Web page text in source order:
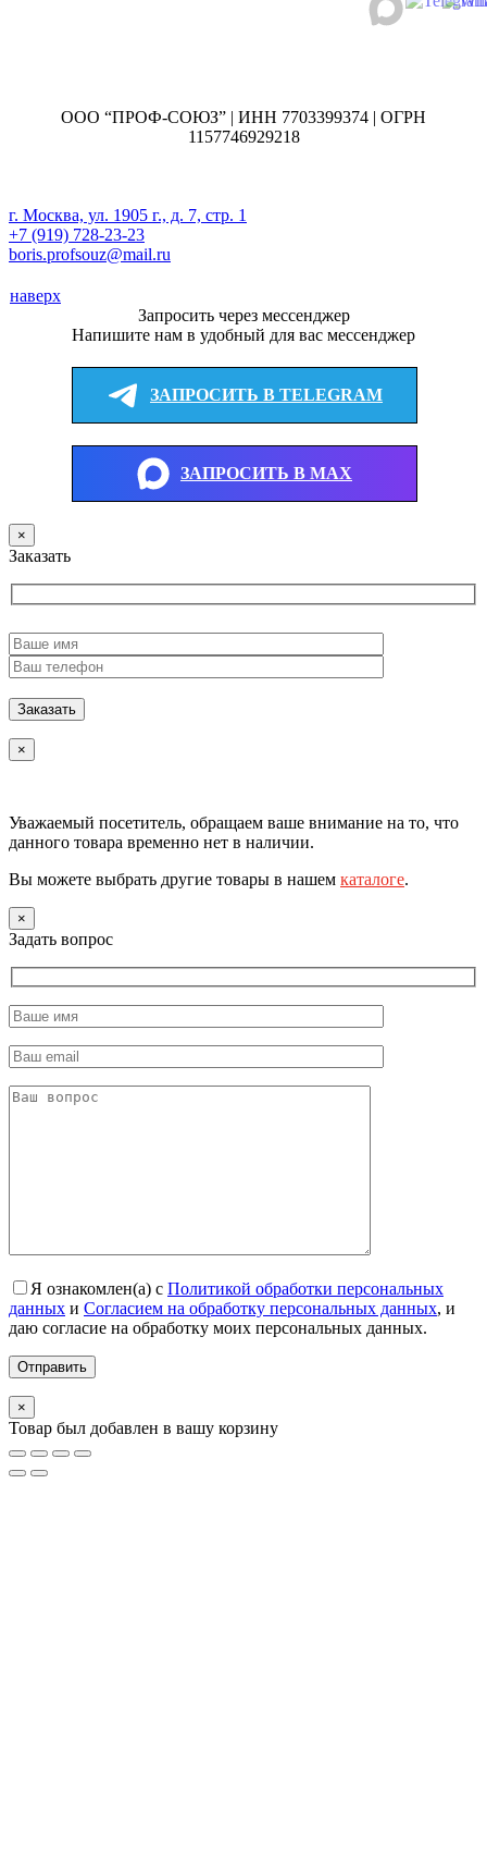
ООО “ПРОФ-СОЮЗ” | ИНН 7703399374 | ОГРН
1157746929218
г. Москва, ул. 1905 г., д. 7, стр. 1
+7 (919) 728-23-23
boris.profsouz@mail.ru
наверх
Запросить через мессенджер
Напишите нам в удобный для вас мессенджер
ЗАПРОСИТЬ В TELEGRAM
ЗАПРОСИТЬ В MAX
×
Заказать
×
Уважаемый посетитель, обращаем ваше внимание на то, что
данного товара временно нет в наличии.
Вы можете выбрать другие товары в нашем каталоге.
×
Задать вопрос
Я ознакомлен(а) с Политикой обработки персональных
данных и Согласием на обработку персональных данных, и
даю согласие на обработку моих персональных данных.
×
Товар был добавлен в вашу корзину